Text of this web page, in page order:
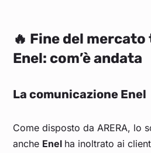
🔥 Fine del
Enel: com’è andata
La comunicazione Enel
Come disposto da ARERA, lo
anche Enel ha inoltrato ai